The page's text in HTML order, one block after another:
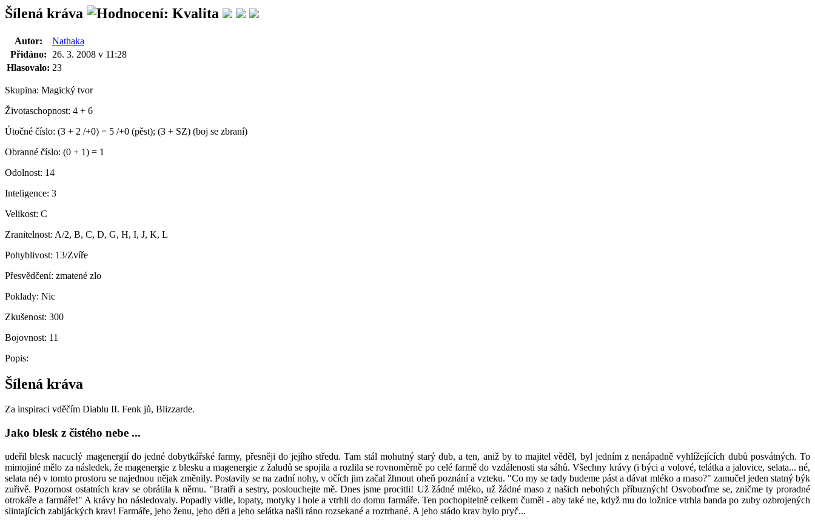
Šílená kráva
Autor:
Nathaka
Přidáno:
26. 3. 2008 v 11:28
Hlasovalo: 23
Skupina: Magický tvor
Životaschopnost: 4 + 6
Útočné číslo: (3 + 2 /+0) = 5 /+0 (pěst); (3 + SZ) (boj se zbraní)
Obranné číslo: (0 + 1) = 1
Odolnost: 14
Inteligence: 3
Velikost: C
Zranitelnost: A/2, B, C, D, G, H, I, J, K, L
Pohyblivost: 13/Zvíře
Přesvědčení: zmatené zlo
Poklady: Nic
Zkušenost: 300
Bojovnost: 11
Popis:
Šílená kráva
Za inspiraci vděčím Diablu II. Fenk jů, Blizzarde.
Jako blesk z čistého nebe ...
udeřil blesk nacuclý magenergií do jedné dobytkářské farmy, přesněji do jejího středu. Tam stál mohutný starý dub, a ten, aniž by to majitel věděl, byl jedním z nenápadně vyhlížejících dubů posvátných. To
mimojiné mělo za následek, že magenergie z blesku a magenergie z žaludů se spojila a rozlila se rovnoměrně po celé farmě do vzdálenosti sta sáhů. Všechny krávy (i býci a volové, telátka a jalovice, selata... né,
selata né) v tomto prostoru se najednou nějak změnily. Postavily se na zadní nohy, v očích jim začal žhnout oheň poznání a vzteku. "Co my se tady budeme pást a dávat mléko a maso?" zamučel jeden statný býk
zuřivě. Pozornost ostatních krav se obrátila k němu. "Bratři a sestry, poslouchejte mě. Dnes jsme procitli! Už žádné mléko, už žádné maso z našich nebohých příbuzných! Osvoboďme se, zničme ty proradné
otrokáře a farmáře!" A krávy ho následovaly. Popadly vidle, lopaty, motyky i hole a vtrhli do domu farmáře. Ten pochopitelně celkem čuměl - aby také ne, když mu do ložnice vtrhla banda po zuby ozbrojených
slintajících zabijáckých krav! Farmáře, jeho ženu, jeho děti a jeho selátka našli ráno rozsekané a roztrhané. A jeho stádo krav bylo pryč...